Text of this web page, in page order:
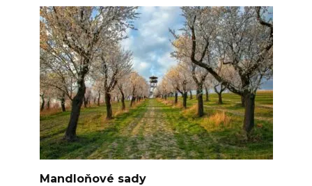
Mandloňové sady